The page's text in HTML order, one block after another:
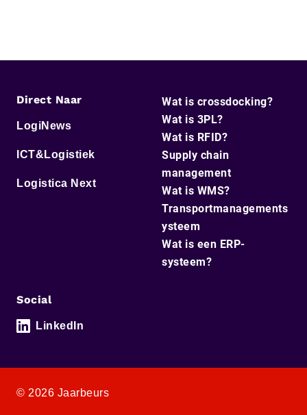
Direct Naar
LogiNews
ICT&Logistiek
Logistica Next
Wat is crossdocking?
Wat is 3PL?
Wat is RFID?
Supply chain
management
Wat is WMS?
Transportmanagements
ysteem
Wat is een ERP-
systeem?
Social
LinkedIn
© 2026 Jaarbeurs